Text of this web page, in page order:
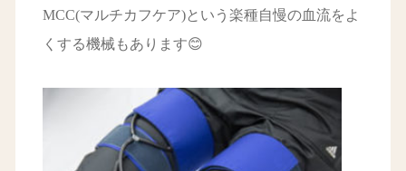
MCC(マルチカフケア)という楽種自慢の血流をよ
くする機械もあります😊